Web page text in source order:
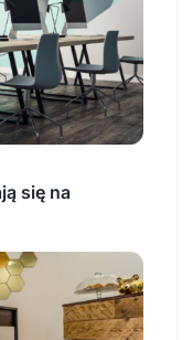
się na